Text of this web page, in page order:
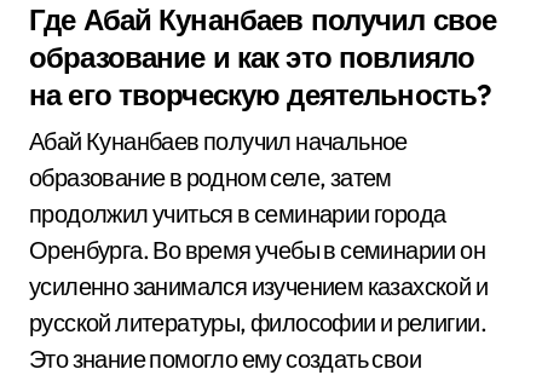
Где Абай Кунанбаев получил свое
образование и как это повлияло
на его творческую деятельность?
Абай Кунанбаев получил начальное
образование в родном селе, затем
продолжил учиться в семинарии города
Оренбурга. Во время учебы в семинарии он
усиленно занимался изучением казахской и
русской литературы, философии и религии.
Это знание помогло ему создать свои